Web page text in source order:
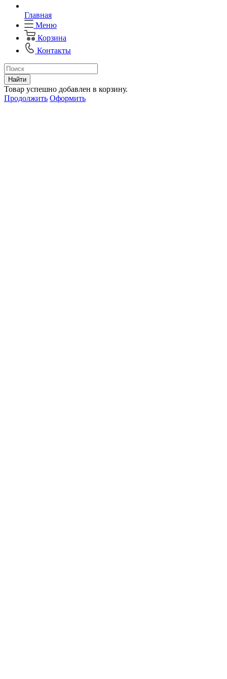
Главная
Меню
Корзина
Контакты
Найти
Товар успешно добавлен в корзину.
Продолжить Оформить